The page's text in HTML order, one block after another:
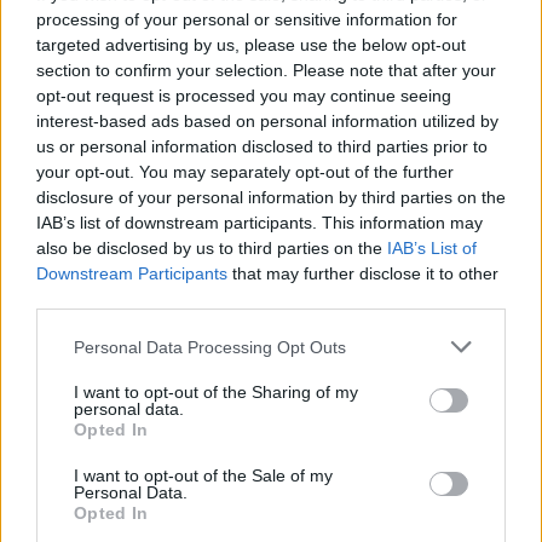
processing of your personal or sensitive information for
targeted advertising by us, please use the below opt-out
section to confirm your selection. Please note that after your
opt-out request is processed you may continue seeing
interest-based ads based on personal information utilized by
us or personal information disclosed to third parties prior to
your opt-out. You may separately opt-out of the further
disclosure of your personal information by third parties on the
IAB’s list of downstream participants. This information may
also be disclosed by us to third parties on the IAB’s List of
Downstream Participants that may further disclose it to other
Personal Data Processing Opt Outs
I want to opt-out of the Sharing of my
personal data.
Opted In
I want to opt-out of the Sale of my
Personal Data.
Opted In
wenn Du in diesem Forum aktiv an den Gesprächen
teilnehmen oder eigene Themen starten möchtest,
musst Du Dich bitte zunächst im Spiel einloggen.
Falls Du noch keinen Spielaccount besitzt, bitte
registriere Dich neu. Wir freuen uns auf Deinen
nächsten Besuch in unserem Forum!„Zum Spiel“
=ρєαяℓу=
User
Hallo,
ich bin seit 2012 Spieler und verfolge euren Weg schon seit
vielen Jahren – sowohl im Forum als auch im Spiel.
ich würde gerne eine ehrliche Auskunft zum PvP-System
erhalten. Ist eine dritte PvP-Saison geplant, oder besteht die